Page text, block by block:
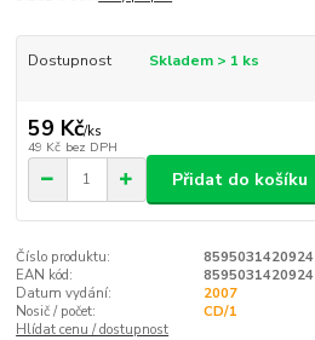
Dostupnost Skladem > 1 ks
59 Kč/ks
49 Kč bez DPH
Přidat do košíku
Číslo produktu:
8595031420924
EAN kód:
8595031420924
Datum vydání:
2007
Nosič / počet:
CD/1
Hlídat cenu / dostupnost